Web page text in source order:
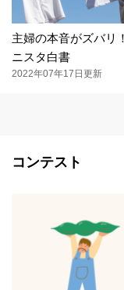
主婦の本音がズバリ
ニスタ白書
2022年07年17日更新
コンテスト